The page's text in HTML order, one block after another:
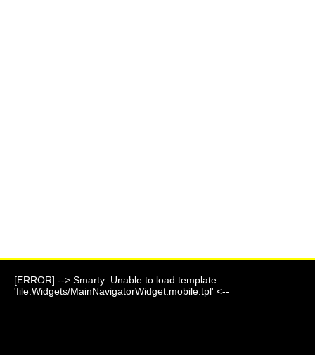
[ERROR] --> Smarty: Unable to load template
'file:Widgets/MainNavigatorWidget.mobile.tpl' <--